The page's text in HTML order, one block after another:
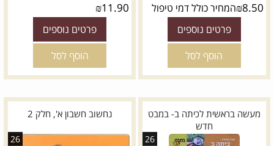
₪8.50 המחיר כולל דמי טיפול
פרטים נוספים
הוסף לסל
₪11.90
פרטים נוספים
הוסף לסל
מעשה בראשית לכיתה ב- במבט
חדש
26
נחשוב חשבון א', חלק 2
26